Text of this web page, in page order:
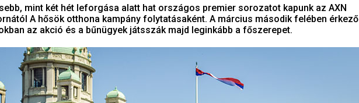
mint két hét leforgása alatt hat országos premier sorozatot kapunk az AXN
A hősök otthona kampány folytatásaként. A március második felében érkező
az akció és a bűnügyek játsszák majd leginkább a főszerepet.